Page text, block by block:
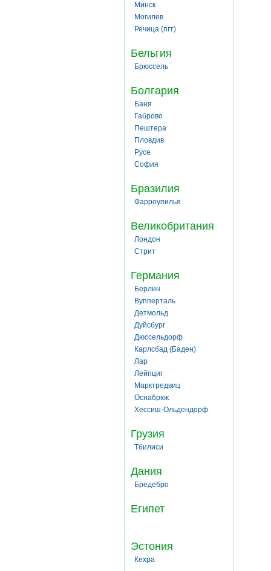
Минск
Могилев
Речица (пгт)
Бельгия
Брюссель
Болгария
Баня
Габрово
Пештера
Пловдив
Русе
София
Бразилия
Фарроупилья
Великобритания
Лондон
Стрит
Германия
Берлин
Вупперталь
Детмольд
Дуйсбург
Дюссельдорф
Карлсбад (Баден)
Лар
Лейпциг
Марктредвиц
Оснабрюк
Хессиш-Ольдендорф
Грузия
Тбилиси
Дания
Бредебро
Египет
Эстония
Кехра